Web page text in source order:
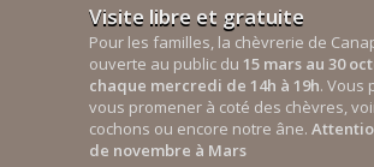
Visite libre et gratuite
Pour les familles, la chèvrerie de
ouverte au public du 15 mars au 30
chaque mercredi de 14h à 19h. Vous
vous promener à coté des chèvres,
cochons ou encore notre âne.
de novembre à Mars